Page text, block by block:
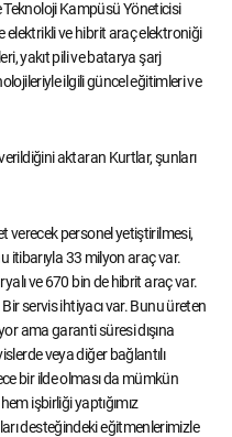
Teknoloji Kampüsü Yöneticisi
ve hibrit araç elektroniği
yakıt pili ve batarya şarj
ilgili güncel eğitimleri ve
aktaran Kurtlar, şunları
verecek personel yetiştirilmesi,
itibarıyla 33 milyon araç var.
ve 670 bin de hibrit araç var.
servis ihtiyacı var. Bunu üreten
ama garanti süresi dışına
veya diğer bağlantılı
bir ilde olması da mümkün
işbirliği yaptığımız
desteğindeki eğitmenlerimizle